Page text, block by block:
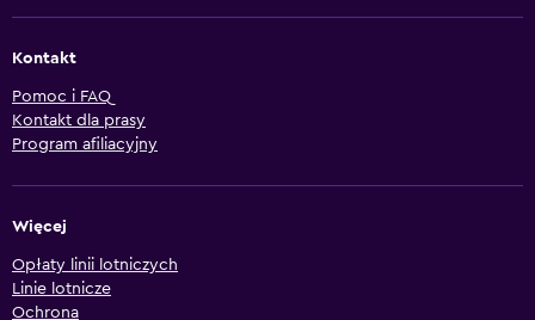
Kontakt
Pomoc i FAQ
Kontakt dla prasy
Program afiliacyjny
Więcej
Opłaty linii lotniczych
Linie lotnicze
Ochrona